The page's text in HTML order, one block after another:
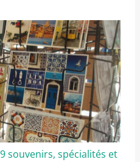
souvenirs, spécialités et